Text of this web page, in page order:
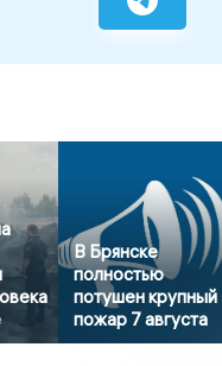
В Брянске
полностью
потушен крупный
пожар 7 августа